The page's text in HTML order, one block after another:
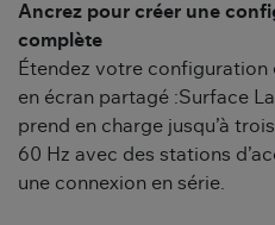
Ancrez pour créer une
complète
Étendez votre configuration
en écran partagé :Surface
prend en charge jusqu’à
60 Hz avec des stations
une connexion en série.